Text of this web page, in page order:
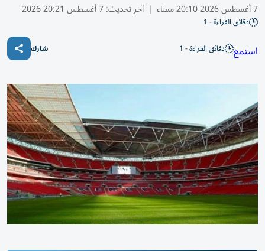
7 أغسطس 2026 20:10 مساء | آخر تحديث:7 أغسطس 20:21 2026
دقائق القراءة - 1
استمع دقائق القراءة - 1 شارك